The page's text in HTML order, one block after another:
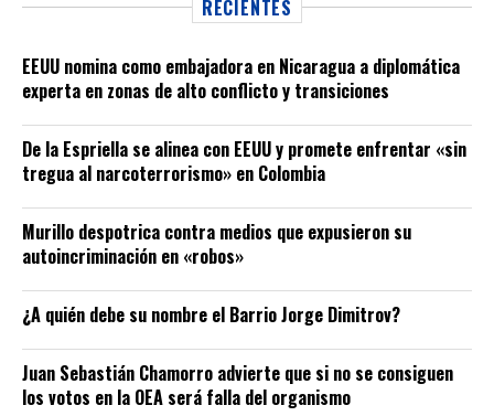
RECIENTES
EEUU nomina como embajadora en Nicaragua a diplomática
experta en zonas de alto conflicto y transiciones
De la Espriella se alinea con EEUU y promete enfrentar «sin
tregua al narcoterrorismo» en Colombia
Murillo despotrica contra medios que expusieron su
autoincriminación en «robos»
¿A quién debe su nombre el Barrio Jorge Dimitrov?
Juan Sebastián Chamorro advierte que si no se consiguen
los votos en la OEA será falla del organismo